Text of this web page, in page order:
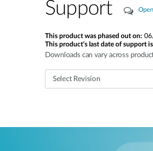
Support
This product was phased out on:
This product's last date of support
Downloads can vary across